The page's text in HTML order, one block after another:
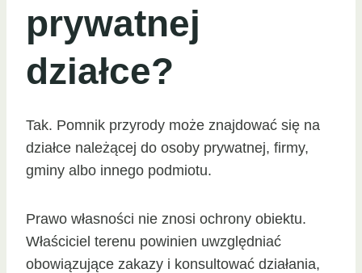
prywatnej
działce?
Tak. Pomnik przyrody może znajdować się na
działce należącej do osoby prywatnej, firmy,
gminy albo innego podmiotu.
Prawo własności nie znosi ochrony obiektu.
Właściciel terenu powinien uwzględniać
obowiązujące zakazy i konsultować działania,